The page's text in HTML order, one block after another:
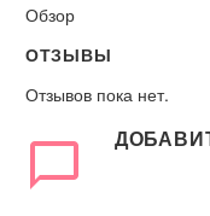
Обзор
ОТЗЫВЫ
Отзывов пока нет.